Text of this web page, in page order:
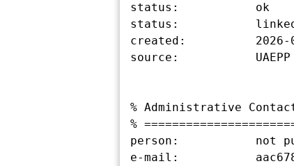
status:           ok
status:
created:          2026-
source:           UAEPP
% Administrative
%
person:           not
e-mail: